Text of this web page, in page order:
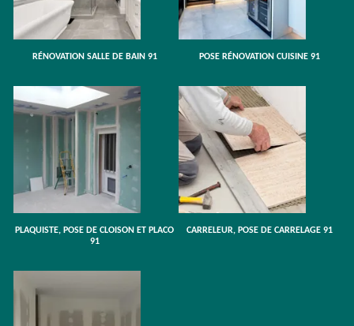
RÉNOVATION SALLE DE BAIN 91 POSE RÉNOVATION CUISINE 91
PLAQUISTE, POSE DE CLOISON ET PLACO
91
CARRELEUR, POSE DE CARRELAGE 91